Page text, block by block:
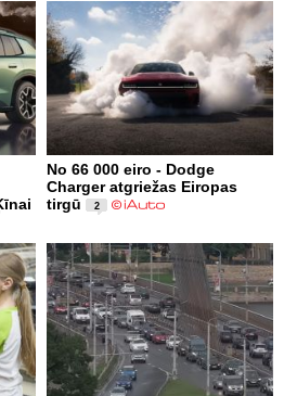
No 66 000 eiro - Dodge
Charger atgriežas Eiropas
tirgū
2